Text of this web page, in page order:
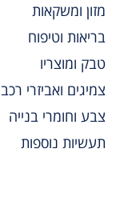
מזון ומשקאות
בריאות וטיפוח
טבק ומוצריו
צמיגים ואביזרי רכב
צבע וחומרי בנייה
תעשיות נוספות